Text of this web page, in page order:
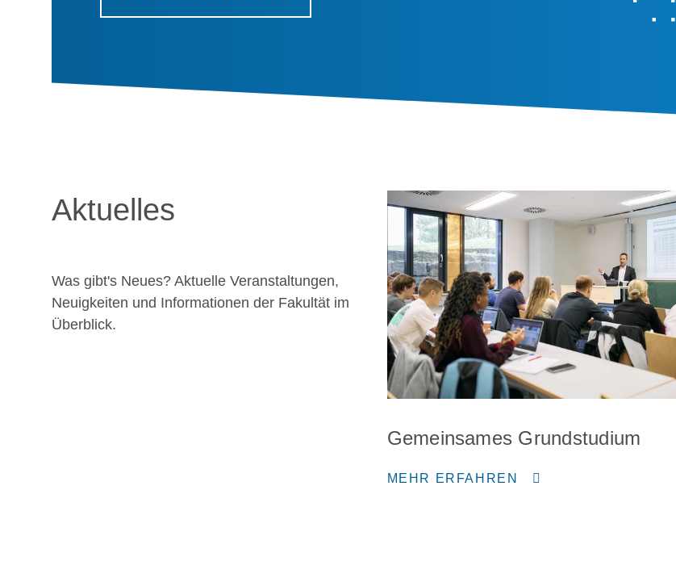
Aktuelles
Was gibt's Neues? Aktuelle Veranstaltungen,
Neuigkeiten und Informationen der Fakultät im
Überblick.
Gemeinsames Grundstudium
MEHR ERFAHREN